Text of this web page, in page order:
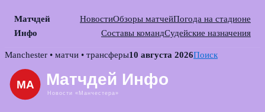
Матчдей
Инфо
НовостиОбзоры матчейПогода на стадионе
Составы командСудейские назначения
Skip
content
Manchester • матчи • трансферы10 августа 2026Поиск